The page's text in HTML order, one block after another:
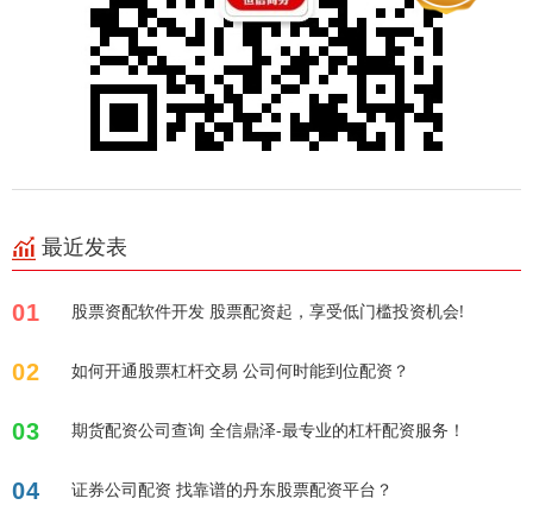
最近发表
01 股票资配软件开发 股票配资起，享受低门槛投资机会!
02 如何开通股票杠杆交易 公司何时能到位配资？
03 期货配资公司查询 全信鼎泽-最专业的杠杆配资服务！
04 证券公司配资 找靠谱的丹东股票配资平台？